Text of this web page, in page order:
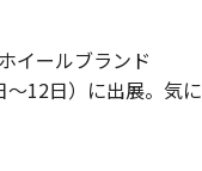
イールブランド
〜12日）に出展。気に